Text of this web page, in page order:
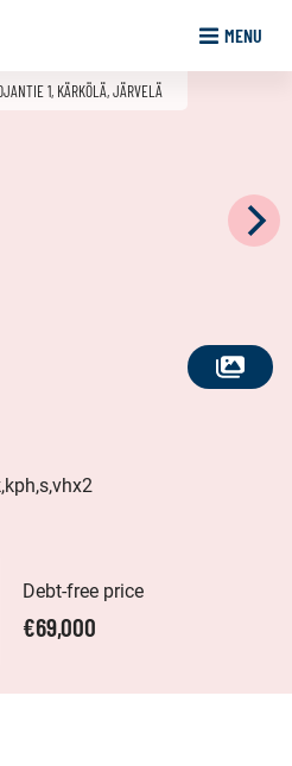
MENU
SEE
1, KÄRKÖLÄ, JÄRVELÄ
Debt-free price
€69,000